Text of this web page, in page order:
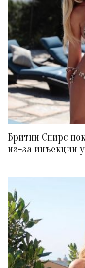
Бритни Спирс
из-за инъекции